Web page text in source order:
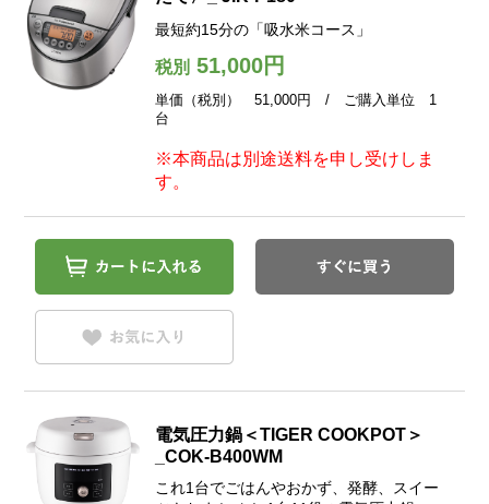
最短約15分の「吸水米コース」
税別51,000円
単価（税別） 51,000円 / ご購入単位 1
台
※本商品は別途送料を申し受けしま
す。
電気圧力鍋＜TIGER COOKPOT＞
_COK-B400WM
これ1台でごはんやおかず、発酵、スイー